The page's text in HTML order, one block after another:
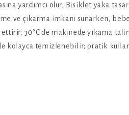
yardımcı olur; Bisiklet yaka
ve çıkarma imkanı sunarken,
30°C'de makinede yıkama
kolayca temizlenebilir; pratik